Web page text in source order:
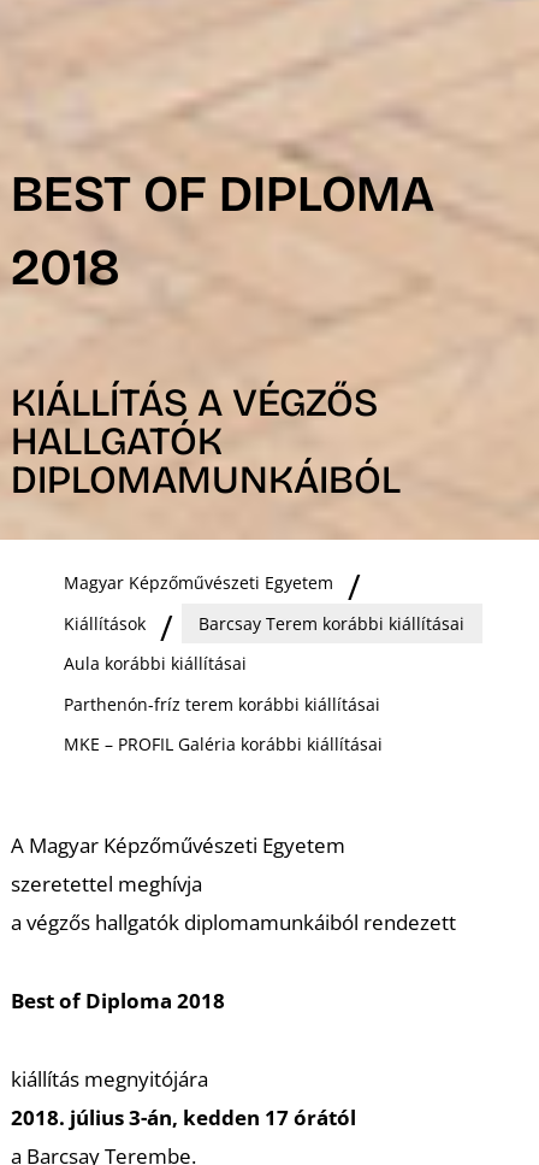
BEST OF DIPLOMA
2018
KIÁLLÍTÁS A VÉGZŐS
HALLGATÓK
DIPLOMAMUNKÁIBÓL
Magyar Képzőművészeti Egyetem
Kiállítások
Barcsay Terem korábbi kiállításai
Aula korábbi kiállításai
Parthenón-fríz terem korábbi kiállításai
MKE – PROFIL Galéria korábbi kiállításai
A Magyar Képzőművészeti Egyetem
szeretettel meghívja
a végzős hallgatók diplomamunkáiból rendezett
Best of Diploma 2018
kiállítás megnyitójára
2018. július 3-án, kedden 17 órától
a Barcsay Terembe.